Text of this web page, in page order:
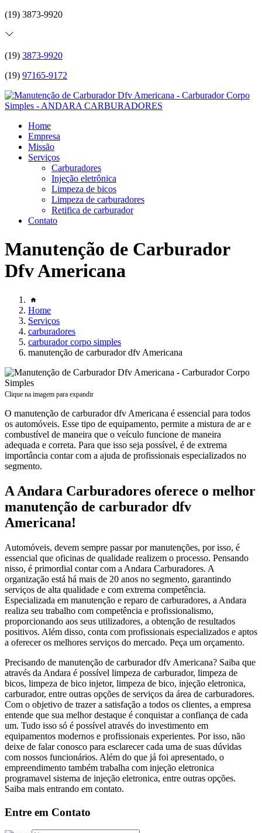
(19) 3873-9920
(19) 3873-9920
(19) 97165-9172
Home
Empresa
Missão
Serviços
Carburadores
Injeção eletrônica
Limpeza de bicos
Limpeza de carburadores
Retifica de carburador
Contato
Manutenção de Carburador
Dfv Americana
Home
Serviços
carburadores
carburador corpo simples
manutenção de carburador dfv Americana
Clique na imagem para expandir
O manutenção de carburador dfv Americana é essencial para todos
os automóveis. Esse tipo de equipamento, permite a mistura de ar e
combustível de maneira que o veículo funcione de maneira
adequada e correta. Para que isso seja possível, é de extrema
importância contar com a ajuda de profissionais especializados no
segmento.
A Andara Carburadores oferece o melhor
manutenção de carburador dfv
Americana!
Automóveis, devem sempre passar por manutenções, por isso, é
essencial que oficinas de qualidade realizem o processo. Pensando
nisso, é primordial contar com a Andara Carburadores. A
organização está há mais de 20 anos no segmento, garantindo
serviços de alta qualidade e com extrema competência.
Especializada em manutenção e reparo de carburadores, a Andara
realiza seu trabalho com competência e profissionalismo,
proporcionando aos seus utilizadores, a obtenção de resultados
positivos. Além disso, conta com profissionais especializados e aptos
a oferecer os melhores serviços do mercado. Peça um orçamento.
Precisando de manutenção de carburador dfv Americana? Saiba que
através da Andara é possível limpeza de carburador, limpeza de
bicos, limpeza de bico injetor, limpeza de bico, injeção eletronica,
carburador, entre outras opções de serviços da área de carburadores.
Com o objetivo de trazer a satisfação a todos os clientes, a empresa
entende que sua melhor destaque é conquistar a confiança de cada
um. Tudo isso só é possível através do investimento em
equipamentos modernos e profissionais experientes. Por isso, não
deixe de falar conosco para esclarecer cada uma de suas dúvidas
com nossos funcionários. Além do que já foi apresentado, o
empreendimento também trabalha com injeção eletronica
programavel sistema de injeção eletronica, entre outras opções.
Saiba mais entrando em contato.
Entre em Contato